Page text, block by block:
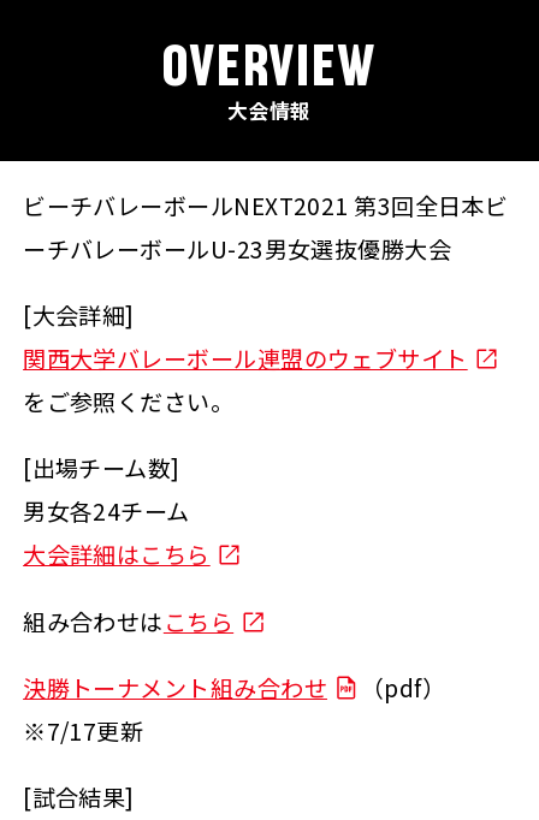
OVERVIEW
大会情報
ビーチバレーボールNEXT2021 第3回全日本ビ
ーチバレーボールU-23男女選抜優勝大会
[大会詳細]
関西大学バレーボール連盟のウェブサイト
をご参照ください。
[出場チーム数]
男女各24チーム
大会詳細はこちら
組み合わせはこちら
決勝トーナメント組み合わせ
（pdf）
※7/17更新
[試合結果]